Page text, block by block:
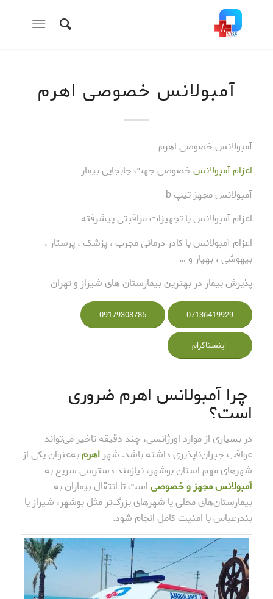
آمبولانس خصوصی اهرم
آمبولانس خصوصی اهرم
اعزام آمبولانسخصوصی جهت جابجایی بیمار
آمبولانس مجهز تیپ b
اعزام آمبولانس با تجهیزات مراقبتی پیشرفته
اعزام آمبولانس با کادر درمانی مجرب ، پزشک ، پرستار ،
بیهوشی ، بهیار و …
پذیرش بیمار در بهترین بیمارستان های شیراز و تهران
07136419929
09179308785
اینستاگرام
چرا آمبولانس اهرم ضروری
است؟
در بسیاری از موارد اورژانسی، چند دقیقه تاخیر می‌تواند
عواقب جبران‌ناپذیری داشته باشد. شهر اهرمبه‌عنوان یکی از
شهرهای مهم استان بوشهر، نیازمند دسترسی سریع به
آمبولانس مجهز و خصوصیاست تا انتقال بیماران به
بیمارستان‌های محلی یا شهرهای بزرگ‌تر مثل بوشهر، شیراز یا
بندرعباس با امنیت کامل انجام شود.